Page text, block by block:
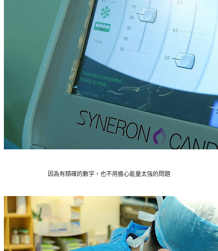
因為有精確的數字，也不用擔心能量太強的問題